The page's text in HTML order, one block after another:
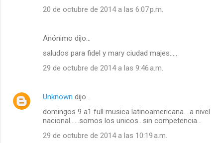
20 de octubre de 2014 a las 6:07 p.m.
Anónimo dijo…
saludos para fidel y mary ciudad majes.....
29 de octubre de 2014 a las 9:46 a.m.
Unknown dijo…
domingos 9 a1 full musica latinoamericana....a nivel
nacional......somos los unicos...sin competencia...
29 de octubre de 2014 a las 10:19 a.m.